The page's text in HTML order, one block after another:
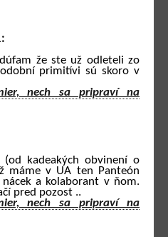
že ste už odleteli zo
primitívi sú skoro v
nech sa pripraví na
kadeakých obvinení o
máme v UA ten Panteón
a kolaborant v ňom.
pred pozost ..
nech sa pripraví na